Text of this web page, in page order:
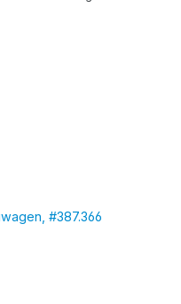
#387.366